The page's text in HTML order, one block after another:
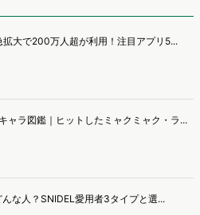
拡大で200万人超が利用！注目アプリ5...
ャラ図鑑｜ヒットしたミャクミャク・ラ...
な人？SNIDEL愛用者3タイプと選...